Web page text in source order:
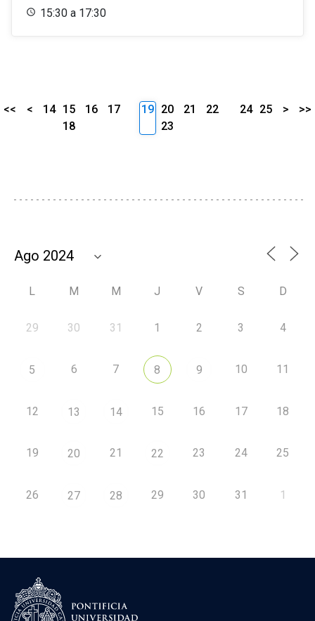
15:30 a 17:30
<< < 14 15 16
17
18
19 20 21
22
23
24 25 > >>
L M M J V S D
29 30 31 1 2 3 4
5 6 7 8 9 10 11
12 13 14 15 16 17 18
19 20 21 22 23 24 25
26 27 28 29 30 31 1